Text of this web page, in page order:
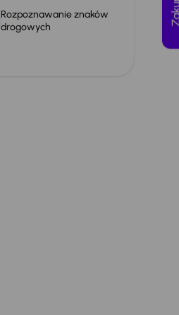
Rozpoznawanie znaków
drogowych